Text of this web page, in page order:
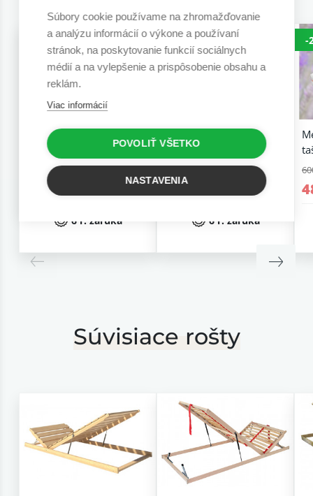
-20%
Medový matrac
taštičkový 26 cm
677,07 €
541,66 €
6 r. záruka
-20%
Medový matrac penový
26 cm
677,07 €
541,66 €
6 r. záruka
-
Súvisiace rošty
Súbory cookie používame na zhromažďovanie
a analýzu informácií o výkone a používaní
stránok, na poskytovanie funkcií sociálnych
médií a na vylepšenie a prispôsobenie obsahu a
reklám.
Viac informácií
POVOLIŤ VŠETKO
NASTAVENIA